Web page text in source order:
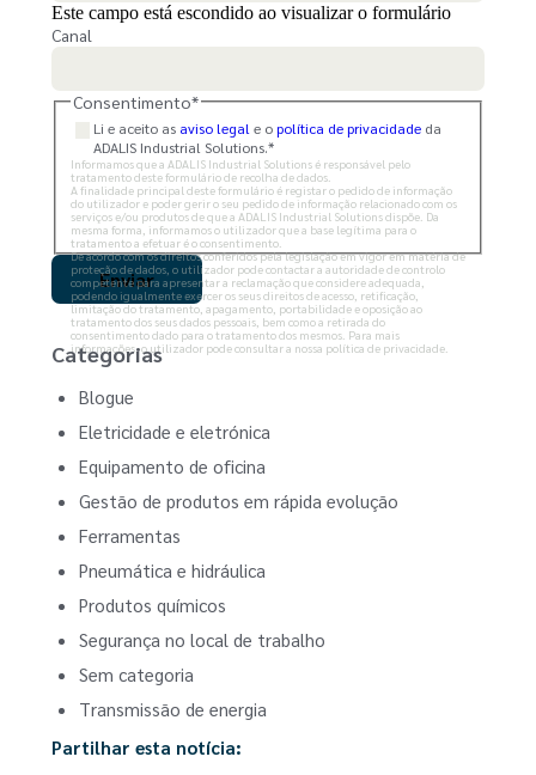
Este campo está escondido ao visualizar o formulário
Canal
Consentimento*
Li e aceito as aviso legale opolítica de privacidadeda
ADALIS Industrial Solutions.*
Informamos que a ADALIS Industrial Solutions é responsável pelo
tratamento deste formulário de recolha de dados.
A finalidade principal deste formulário é registar o pedido de informação
do utilizador e poder gerir o seu pedido de informação relacionado com os
serviços e/ou produtos de que a ADALIS Industrial Solutions dispõe. Da
mesma forma, informamos o utilizador que a base legítima para o
tratamento a efetuar é o consentimento.
De acordo com os direitos conferidos pela legislação em vigor em matéria de
proteção de dados, o utilizador pode contactar a autoridade de controlo
competente para apresentar a reclamação que considere adequada,
podendo igualmente exercer os seus direitos de acesso, retificação,
limitação do tratamento, apagamento, portabilidade e oposição ao
tratamento dos seus dados pessoais, bem como a retirada do
consentimento dado para o tratamento dos mesmos. Para mais
informações, o utilizador pode consultar a nossa política de privacidade.
Categorias
Blogue
Eletricidade e eletrónica
Equipamento de oficina
Gestão de produtos em rápida evolução
Ferramentas
Pneumática e hidráulica
Produtos químicos
Segurança no local de trabalho
Sem categoria
Transmissão de energia
Partilhar esta notícia: